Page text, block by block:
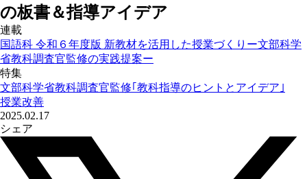
の板書＆指導アイデア
連載
国語科 令和６年度版 新教材を活用した授業づくりー文部科学
省教科調査官監修の実践提案ー
特集
文部科学省教科調査官監修｢教科指導のヒントとアイデア｣
授業改善
2025.02.17
シェア